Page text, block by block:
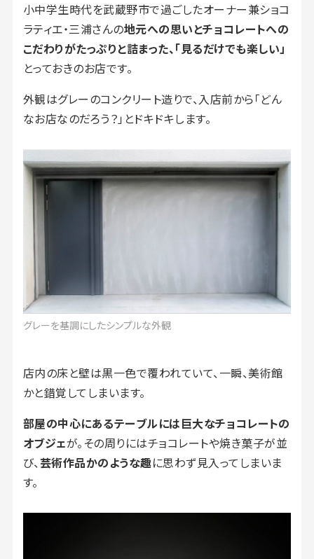
小中学生時代を武蔵野市で過ごしたオーナー兼ショコ
ラティエ・三浦さんの地元への思いとチョコレートへの
こだわりがたっぷりと詰まった、「見るだけでも楽しい」
とっておきのお店です。
外観はグレーのコンクリート造りで、入店前から「どん
なお店なのだろう？」とドキドキします。
グレーを基調にしたシンプルな外観
店内の床と壁は黒一色で覆われていて、一瞬、美術館
かと錯覚してしまいます。
部屋の中心にあるテーブルには巨大なチョコレートの
オブジェが。その周りにはチョコレートや焼き菓子が並
び、芸術作品かのような趣に思わず見入ってしまいま
す。